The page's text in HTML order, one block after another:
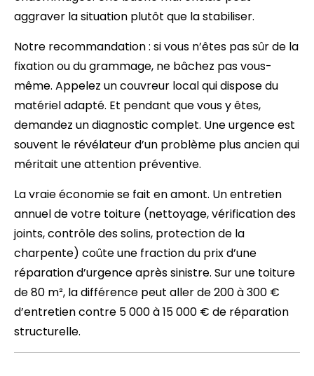
aggraver la situation plutôt que la stabiliser.
Notre recommandation : si vous n’êtes pas sûr de la
fixation ou du grammage, ne bâchez pas vous-
même. Appelez un couvreur local qui dispose du
matériel adapté. Et pendant que vous y êtes,
demandez un diagnostic complet. Une urgence est
souvent le révélateur d’un problème plus ancien qui
méritait une attention préventive.
La vraie économie se fait en amont. Un entretien
annuel de votre toiture (nettoyage, vérification des
joints, contrôle des solins, protection de la
charpente) coûte une fraction du prix d’une
réparation d’urgence après sinistre. Sur une toiture
de 80 m², la différence peut aller de 200 à 300 €
d’entretien contre 5 000 à 15 000 € de réparation
structurelle.